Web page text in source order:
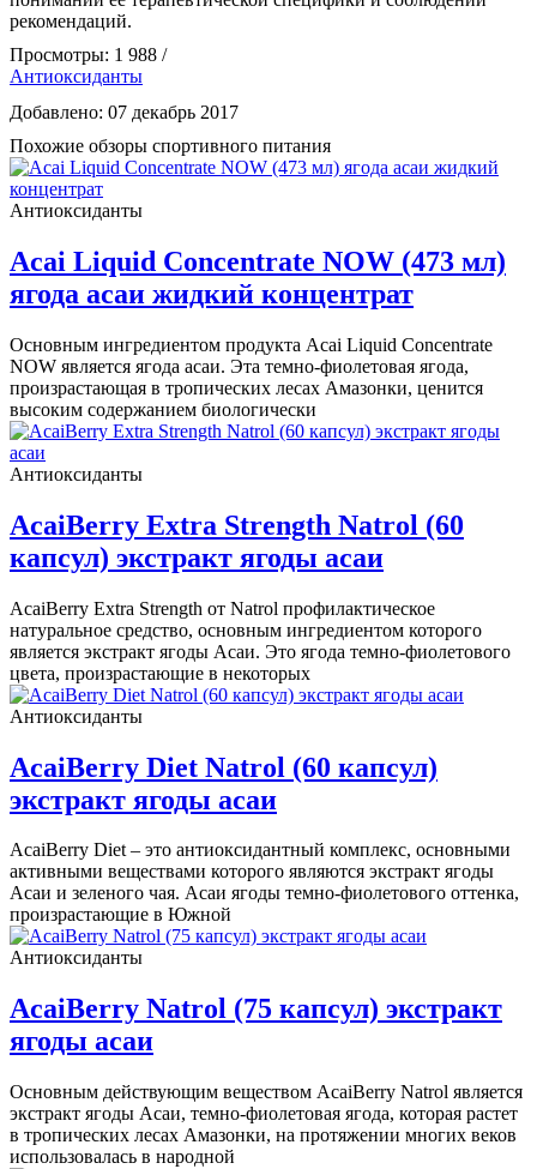
рекомендаций.
Просмотры: 1 988 /
Антиоксиданты
Добавлено: 07 декабрь 2017
Похожие обзоры спортивного питания
Антиоксиданты
Acai Liquid Concentrate NOW (473 мл)
ягода асаи жидкий концентрат
Основным ингредиентом продукта Acai Liquid Concentrate
NOW является ягода асаи. Эта темно-фиолетовая ягода,
произрастающая в тропических лесах Амазонки, ценится
высоким содержанием биологически
Антиоксиданты
AcaiBerry Extra Strength Natrol (60
капсул) экстракт ягоды асаи
AcaiBerry Extra Strength от Natrol профилактическое
натуральное средство, основным ингредиентом которого
является экстракт ягоды Асаи. Это ягода темно-фиолетового
цвета, произрастающие в некоторых
Антиоксиданты
AcaiBerry Diet Natrol (60 капсул)
экстракт ягоды асаи
AcaiBerry Diet – это антиоксидантный комплекс, основными
активными веществами которого являются экстракт ягоды
Асаи и зеленого чая. Асаи ягоды темно-фиолетового оттенка,
произрастающие в Южной
Антиоксиданты
AcaiBerry Natrol (75 капсул) экстракт
ягоды асаи
Основным действующим веществом AcaiBerry Natrol является
экстракт ягоды Асаи, темно-фиолетовая ягода, которая растет
в тропических лесах Амазонки, на протяжении многих веков
использовалась в народной